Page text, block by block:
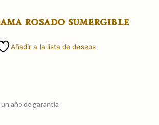
rosado sumergible
Añadir a la lista de deseos
año de garantía